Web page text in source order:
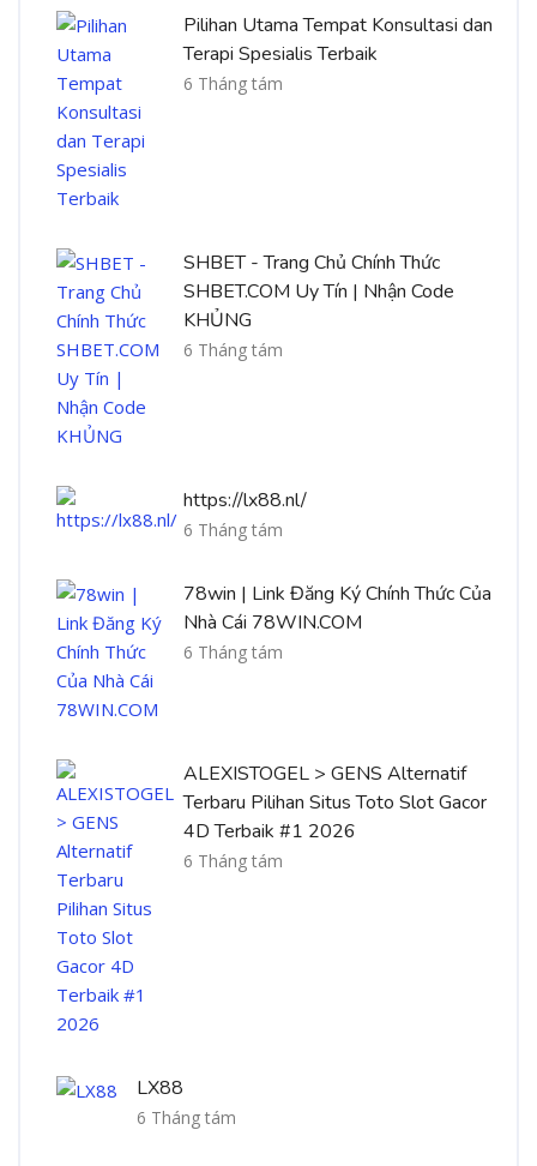
Pilihan Utama Tempat Konsultasi dan
Terapi Spesialis Terbaik
6 Tháng tám
SHBET - Trang Chủ Chính Thức
SHBET.COM Uy Tín | Nhận Code
KHỦNG
6 Tháng tám
https://lx88.nl/
6 Tháng tám
78win | Link Đăng Ký Chính Thức Của
Nhà Cái 78WIN.COM
6 Tháng tám
ALEXISTOGEL > GENS Alternatif
Terbaru Pilihan Situs Toto Slot Gacor
4D Terbaik #1 2026
6 Tháng tám
LX88
6 Tháng tám